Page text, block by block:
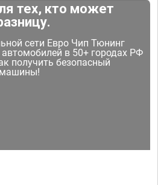
тех, кто может
сети Евро Чип Тюнинг
в 50+ городах РФ
получить безопасный